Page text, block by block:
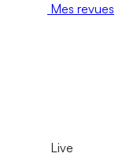
Mes revues
Live